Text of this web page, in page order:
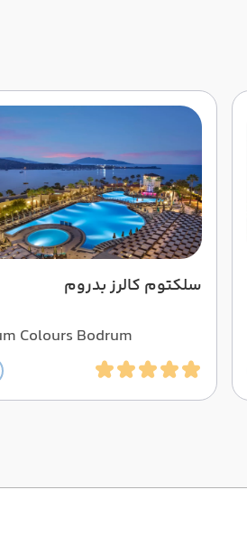
سلکتوم کالرز بدروم
Colours Bodrum